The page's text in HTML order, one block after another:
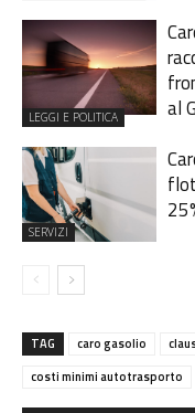
LEGGI E POLITICA
al
SERVIZI
TAG caro gasolio
costi minimi autotrasporto